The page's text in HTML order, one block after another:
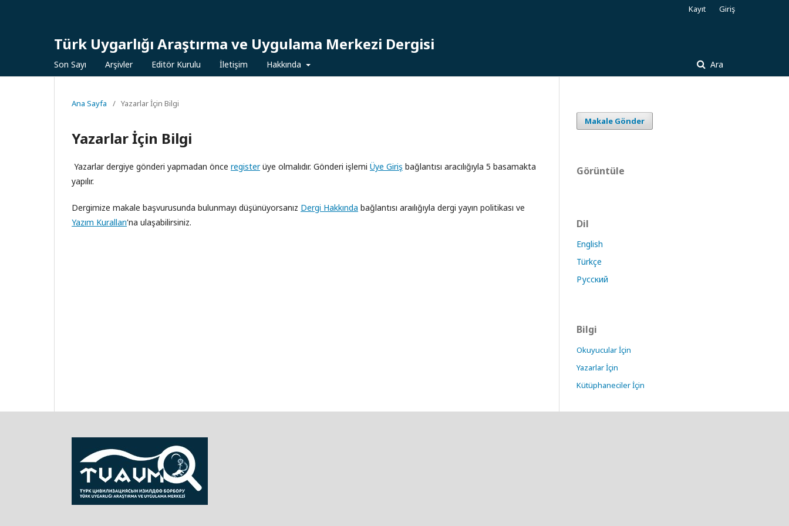
Türk Uygarlığı Araştırma ve Uygulama Merkezi Dergisi
Son Sayı Arşivler Editör Kurulu İletişim Hakkında Ara
Kayıt Giriş
Ana Sayfa / Yazarlar İçin Bilgi
Yazarlar İçin Bilgi
Yazarlar dergiye gönderi yapmadan önce registerüye olmalıdır. Gönderi işlemi Üye Giriş bağlantısı aracılığıyla 5 basamakta
yapılır.
Dergimize makale başvurusunda bulunmayı düşünüyorsanız Dergi Hakkında bağlantısı araılığıyla dergi yayın politikası ve
Yazım Kuralları'na ulaşabilirsiniz.
Makale Gönder
Görüntüle
Dil
English
Türkçe
Русский
Bilgi
Okuyucular İçin
Yazarlar İçin
Kütüphaneciler İçin